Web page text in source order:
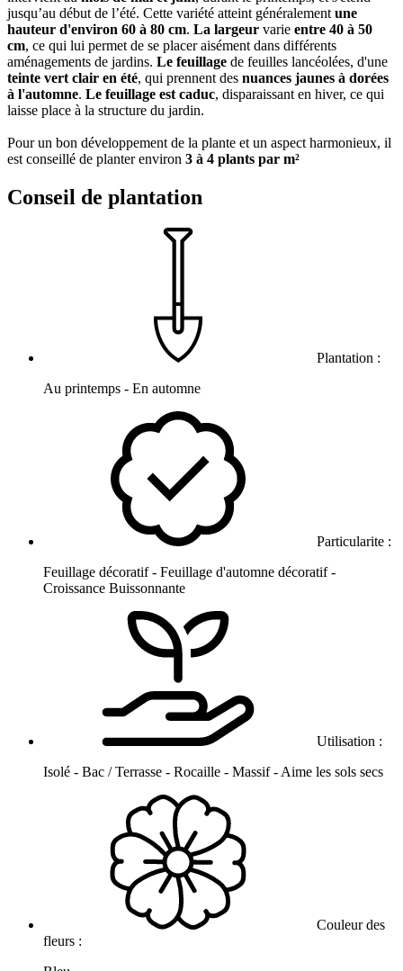
jusqu’au début de l’été. Cette variété atteint généralement une
hauteur d'environ 60 à 80 cm. La largeur varie entre 40 à 50
cm, ce qui lui permet de se placer aisément dans différents
aménagements de jardins. Le feuillage de feuilles lancéolées, d'une
teinte vert clair en été, qui prennent des nuances jaunes à dorées
à l'automne. Le feuillage est caduc, disparaissant en hiver, ce qui
laisse place à la structure du jardin.
Pour un bon développement de la plante et un aspect harmonieux, il
est conseillé de planter environ 3 à 4 plants par m²
Conseil de plantation
Plantation :
Au printemps - En automne
Particularite :
Feuillage décoratif - Feuillage d'automne décoratif -
Croissance Buissonnante
Utilisation :
Isolé - Bac / Terrasse - Rocaille - Massif - Aime les sols secs
Couleur des
fleurs :